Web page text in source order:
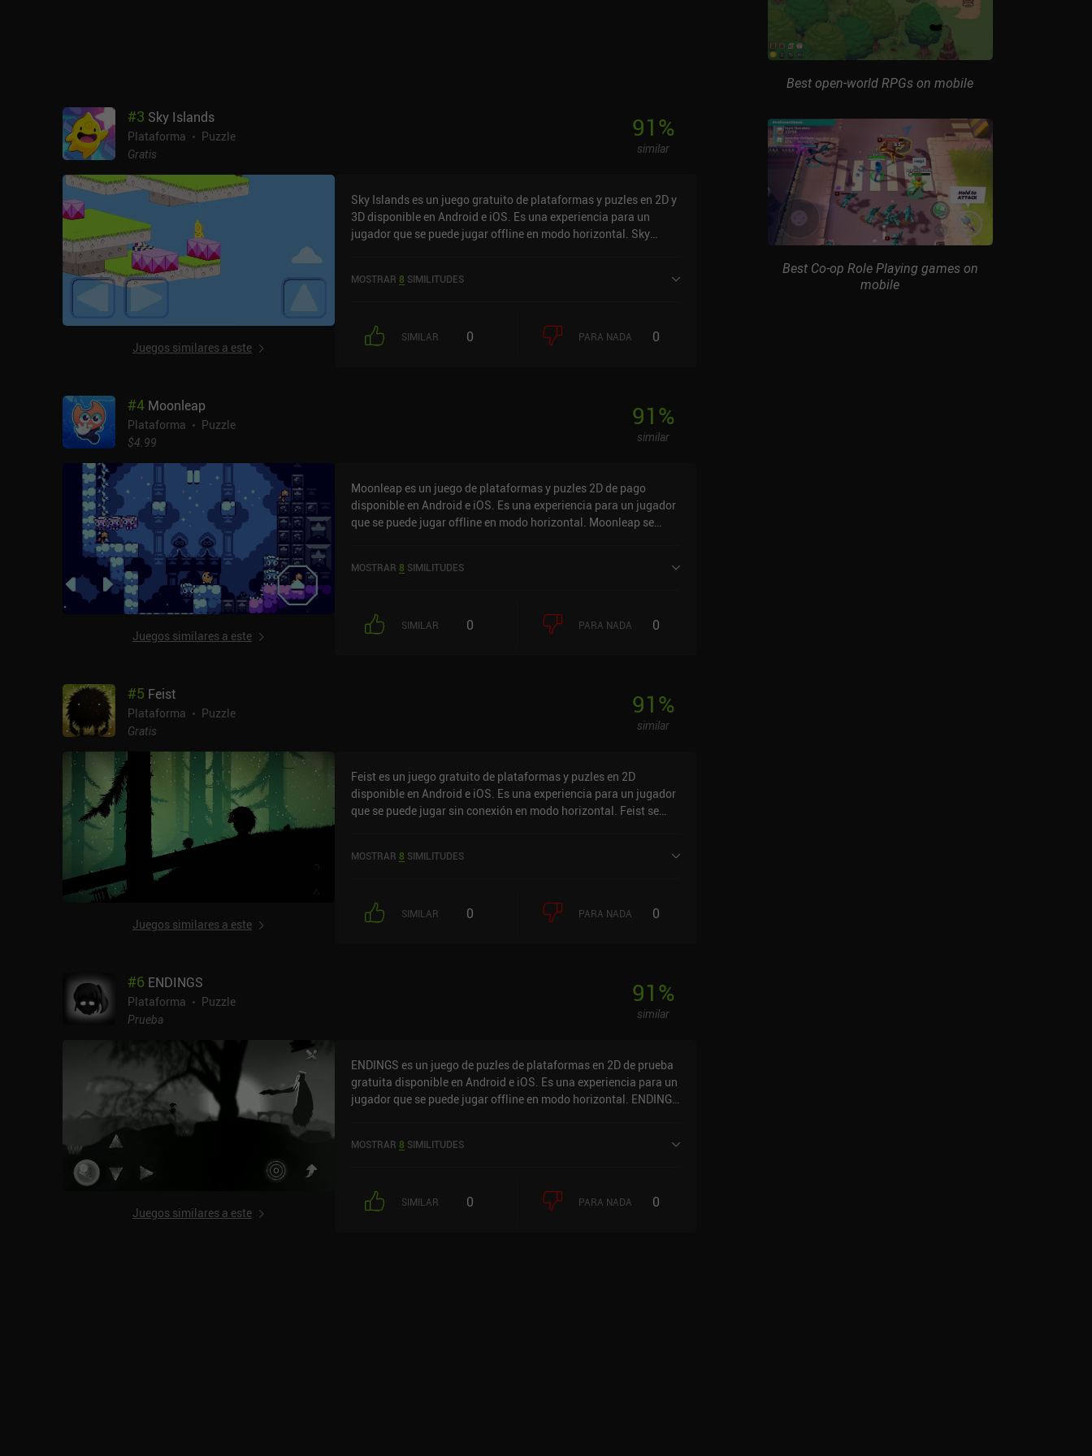
#3 Sky Islands
Plataforma
Puzzle
Gratis
91%
similar
Juegos similares a este
Sky Islands es un juego gratuito de plataformas y puzles en 2D y
3D disponible en Android e iOS. Es una experiencia para un
jugador que se puede jugar offline en modo horizontal. Sky
Store de iOS.
MOSTRAR 8 SIMILITUDES
SIMILAR 0 PARA NADA 0
#4 Moonleap
Plataforma
Puzzle
$4.99
91%
similar
Juegos similares a este
Moonleap es un juego de plataformas y puzles 2D de pago
disponible en Android e iOS. Es una experiencia para un jugador
que se puede jugar offline en modo horizontal. Moonleap se
MOSTRAR 8 SIMILITUDES
SIMILAR 0 PARA NADA 0
#5 Feist
Plataforma
Puzzle
Gratis
91%
similar
Juegos similares a este
Feist es un juego gratuito de plataformas y puzles en 2D
disponible en Android e iOS. Es una experiencia para un jugador
que se puede jugar sin conexión en modo horizontal. Feist se
MOSTRAR 8 SIMILITUDES
SIMILAR 0 PARA NADA 0
#6 ENDINGS
Plataforma
Puzzle
Prueba
91%
similar
Juegos similares a este
ENDINGS es un juego de puzles de plataformas en 2D de prueba
gratuita disponible en Android e iOS. Es una experiencia para un
jugador que se puede jugar offline en modo horizontal. ENDINGS
iOS.
MOSTRAR 8 SIMILITUDES
SIMILAR 0 PARA NADA 0
Best open-world RPGs on mobile
Best Co-op Role Playing games on
mobile